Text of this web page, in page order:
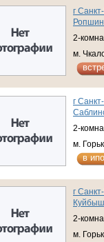
г
2-
м.
г
2-
м.
в
г
2-
м.